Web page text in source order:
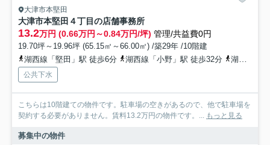
大津市本堅田
大津市本堅田４丁目の店舗事務所
13.2万円 (0.66万円～0.84万円/坪) 管理/共益費0円
19.70坪～19.96坪 (65.15㎡～66.00㎡) /築29年 /10階建
湖西線「堅田」駅 徒歩6分
湖西線「小野」駅 徒歩32分 湖西線「おごと温泉」駅 徒歩47分
公共下水
こちらは10階建ての物件です。駐車場の空きがあるので、他で駐車場を
契約する必要がありません。賃料13.2万円の物件です。...
もっと見る
募集中の物件